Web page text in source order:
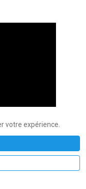
votre expérience.